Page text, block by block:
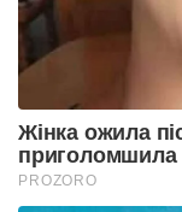
Жінка ожила
приголомшила
PROZORO